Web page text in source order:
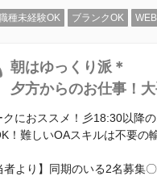
種未経験OK ブランクOK
朝はゆっくり派＊
夕方からのお仕事！
クにおススメ！彡18:30以降
！難しいOAスキルは不要の
者より】同期のいる2名募集